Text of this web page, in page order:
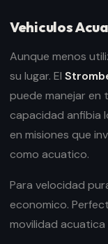
Vehiculos
Aunque menos
su lugar. El
puede manejar en
capacidad anfibia
en misiones que
como acuatico.
Para velocidad
economico.
movilidad